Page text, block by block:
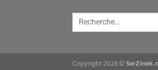
Copyright 2026 ©